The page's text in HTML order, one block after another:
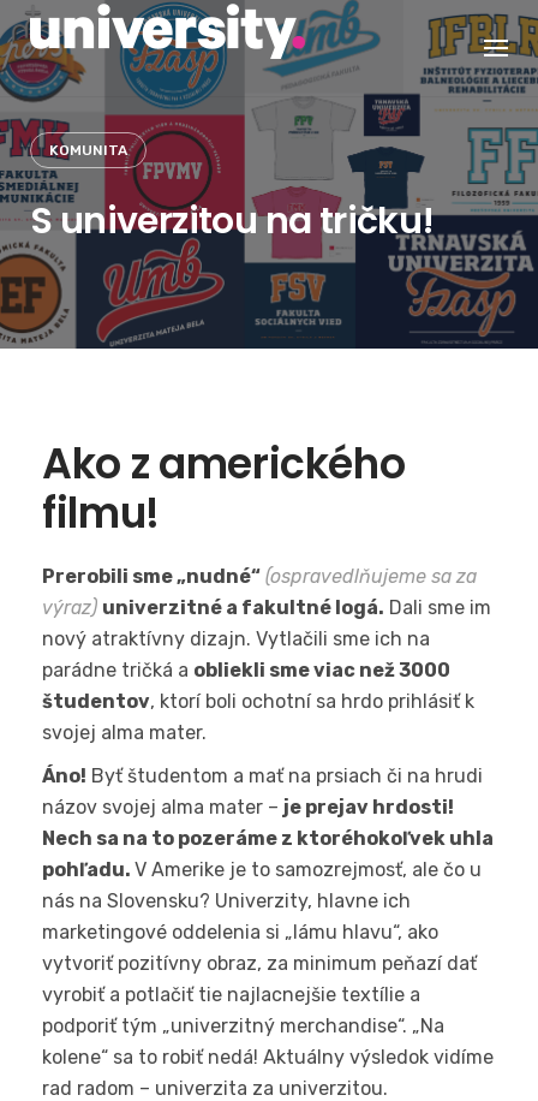
Skip
to
content
KOMUNITA
S univerzitou na tričku!
Ako z amerického
filmu!
Prerobili sme „nudné“ (ospravedlňujeme sa za
výraz) univerzitné a fakultné logá. Dali sme im
nový atraktívny dizajn. Vytlačili sme ich na
parádne tričká a obliekli sme viac než 3000
študentov, ktorí boli ochotní sa hrdo prihlásiť k
svojej alma mater.
Áno! Byť študentom a mať na prsiach či na hrudi
názov svojej alma mater – je prejav hrdosti!
Nech sa na to pozeráme z ktoréhokoľvek uhla
pohľadu. V Amerike je to samozrejmosť, ale čo u
nás na Slovensku? Univerzity, hlavne ich
marketingové oddelenia si „lámu hlavu“, ako
vytvoriť pozitívny obraz, za minimum peňazí dať
vyrobiť a potlačiť tie najlacnejšie textílie a
podporiť tým „univerzitný merchandise“. „Na
kolene“ sa to robiť nedá! Aktuálny výsledok vidíme
rad radom – univerzita za univerzitou.